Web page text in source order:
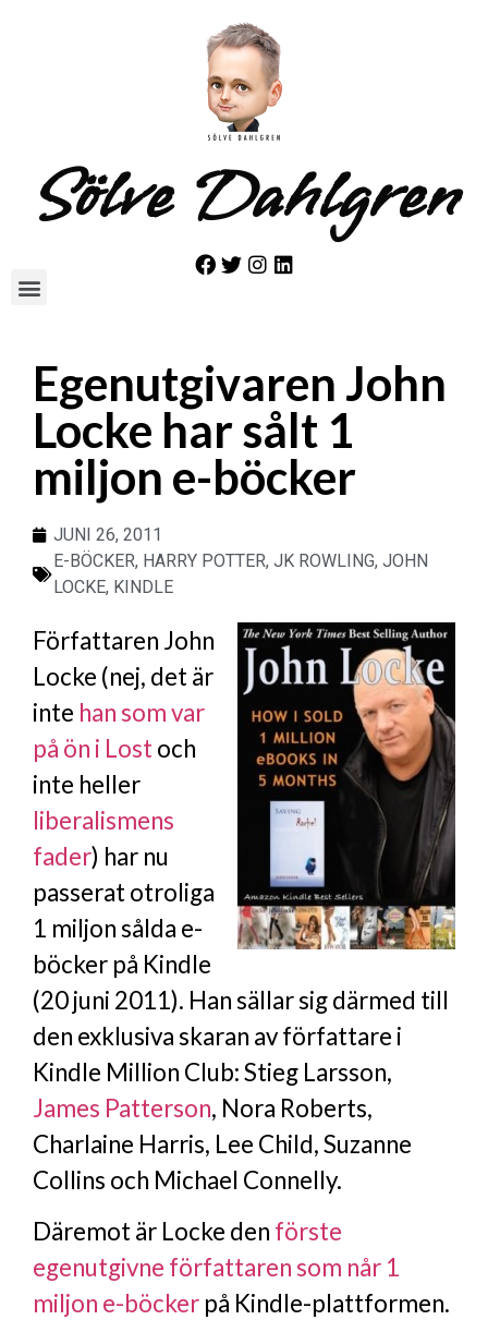
Sölve Dahlgren
Egenutgivaren John
Locke har sålt 1
miljon e-böcker
JUNI 26, 2011
E-BÖCKER, HARRY POTTER, JK ROWLING, JOHN
LOCKE, KINDLE
Författaren John
Locke (nej, det är
inte han som var
på ön i Lost och
inte heller
liberalismens
fader) har nu
passerat otroliga
1 miljon sålda e-
böcker på Kindle
(20 juni 2011). Han sällar sig därmed till
den exklusiva skaran av författare i
Kindle Million Club: Stieg Larsson,
James Patterson, Nora Roberts,
Charlaine Harris, Lee Child, Suzanne
Collins och Michael Connelly.
Däremot är Locke den förste
egenutgivne författaren som når 1
miljon e-böcker på Kindle-plattformen.